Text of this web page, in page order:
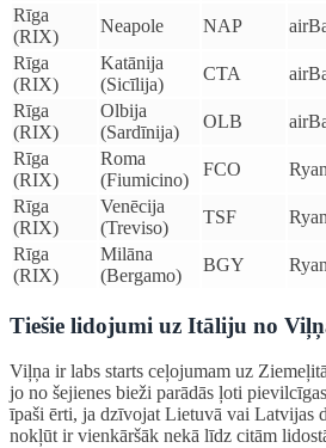
Rīga
(RIX)
Neapole NAP
Rīga
(RIX)
Katānija
(Sicīlija)
CTA
Rīga
(RIX)
Olbija
(Sardīnija)
OLB
Rīga
(RIX)
Roma
(Fiumicino)
FCO
Rīga
(RIX)
Venēcija
(Treviso)
TSF
Rīga
(RIX)
Milāna
(Bergamo)
BGY
Tiešie lidojumi uz Itāliju no
Viļņa ir labs starts ceļojumam uz
jo no šejienes bieži parādās ļoti
īpaši ērti, ja dzīvojat Lietuvā vai Latvijas
nokļūt ir vienkāršāk nekā līdz citām